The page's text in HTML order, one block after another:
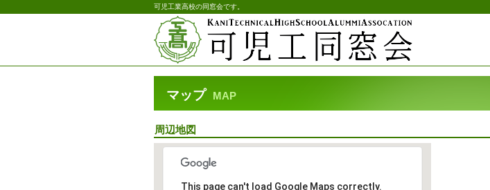
可児工業高校の同窓会です。
マップ MAP
周辺地図
This page can't load Google Maps correctly.